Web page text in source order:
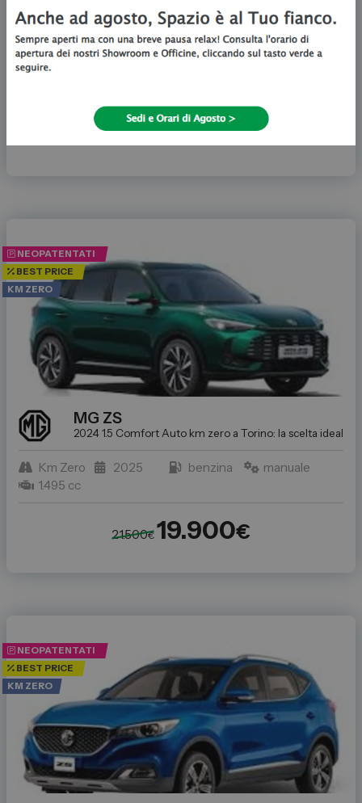
MGMG3
1.5 hybrid+ Luxury autoAuto km zero a Torino: la scelta
Km Zero
19.500€
NEOPATENTATI
BEST PRICE
KM ZERO
MG ZS
2024 1.5 Comfort Auto km zero a Torino: la scelta ideale
Km Zero 2025 benzina
manuale
1.495 cc
21.500€ 19.900€
NEOPATENTATI
BEST PRICE
KM ZERO